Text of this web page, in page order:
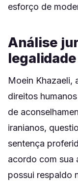
esforço de
Análise
Moein Khazaeli,
direitos
de
iranianos,
sentença
acordo com sua
possui respaldo